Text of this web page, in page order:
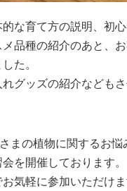
な育て方の説明、初
品種の紹介のあと、
た。
グッズの紹介なども
まの植物に関するお悩
を開催しております。
気軽に参加いただけま